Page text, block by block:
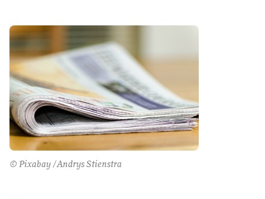
© Pixabay /Andrys Stienstra